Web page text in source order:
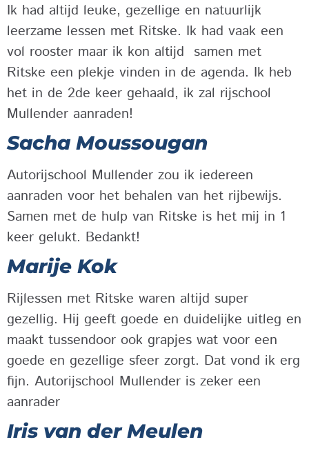
Ik had altijd leuke, gezellige en natuurlijk
leerzame lessen met Ritske. Ik had vaak een
vol rooster maar ik kon altijd samen met
Ritske een plekje vinden in de agenda. Ik heb
het in de 2de keer gehaald, ik zal rijschool
Mullender aanraden!
Sacha Moussougan
Autorijschool Mullender zou ik iedereen
aanraden voor het behalen van het rijbewijs.
Samen met de hulp van Ritske is het mij in 1
keer gelukt. Bedankt!
Marije Kok
Rijlessen met Ritske waren altijd super
gezellig. Hij geeft goede en duidelijke uitleg en
maakt tussendoor ook grapjes wat voor een
goede en gezellige sfeer zorgt. Dat vond ik erg
fijn. Autorijschool Mullender is zeker een
aanrader
Iris van der Meulen